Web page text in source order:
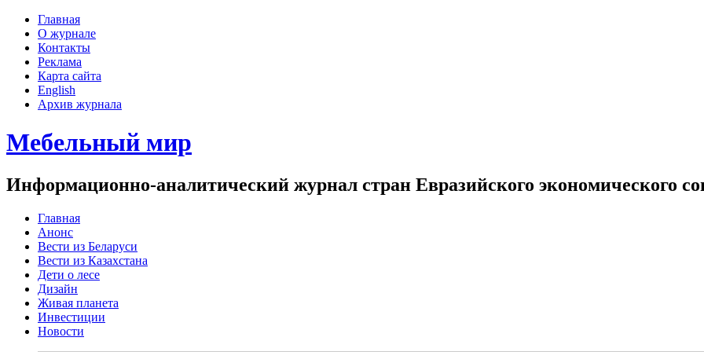
Главная
О журнале
Контакты
Реклама
Карта сайта
English
Архив журнала
Мебельный мир
Информационно-аналитический журнал стран Евразийского экономического
Главная
Анонс
Вести из Беларуси
Вести из Казахстана
Дети о лесе
Дизайн
Живая планета
Инвестиции
Новости